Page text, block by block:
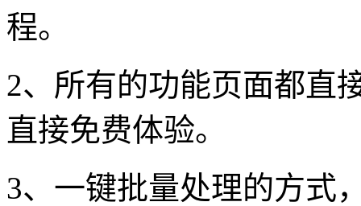
程。
2、所有的功能页面都直
直接免费体验。
3、一键批量处理的方式